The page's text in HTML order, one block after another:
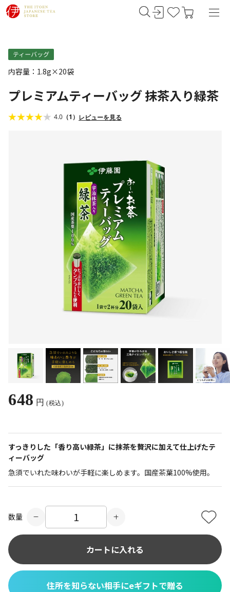
内容量：1.8g×20袋
プレミアムティーバッグ 抹茶入り緑茶
4.0 （1） レビューを見る
すっきりした「香り高い緑茶」に抹茶を贅沢に加えて仕上げたテ
ィーバッグ
急須でいれた味わいが手軽に楽しめます。国産茶葉100%使用。
648 円 (税込)
数量
カートに入れる
住所を知らない相手にeギフトで贈る